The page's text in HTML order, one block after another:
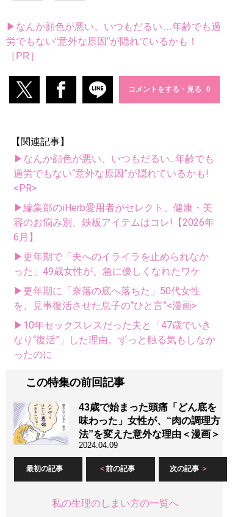
▶なんか顔色が悪い、いつもだるい…年齢でも過
労でもない“意外な原因”が隠れているかも！
［PR］
コメントをする・見る
【関連記事】
▶なんか顔色が悪い、いつもだるい...年齢でも
過労でもない“意外な原因”が隠れているかも!
<PR>
▶編集部のiHerb愛用者がセレクト。健康・美
容のお悩み別、鉄板アイテムはコレ!【2026年
6月】
▶更年期で「夫へのイライラを止められなか
った」49歳女性が、急に優しくなれたワケ
▶更年期に「奈落の底へ落ちた」50代女性
を、見事復活させた息子の“ひと言”<漫画>
▶10年セックスレスだった夫と「47歳でいき
なり“復活”」した理由。ずっと触る気もしなか
ったのに
この特集の前回記事
43歳で始まった頭痛「どん底を
味わった」女性が、“肉の調理方
法”を変えた意外な理由＜漫画＞
2024.04.09
最初の記事 前の記事 次の記事
私の生理のしまい方の一覧へ